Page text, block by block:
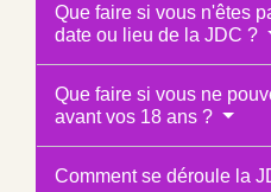
Que faire si vous n'êtes
date ou lieu de la JDC ?
Que faire si vous ne
avant vos 18 ans ?
Comment se déroule la